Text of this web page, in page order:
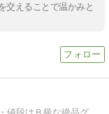
交えることで温かみと